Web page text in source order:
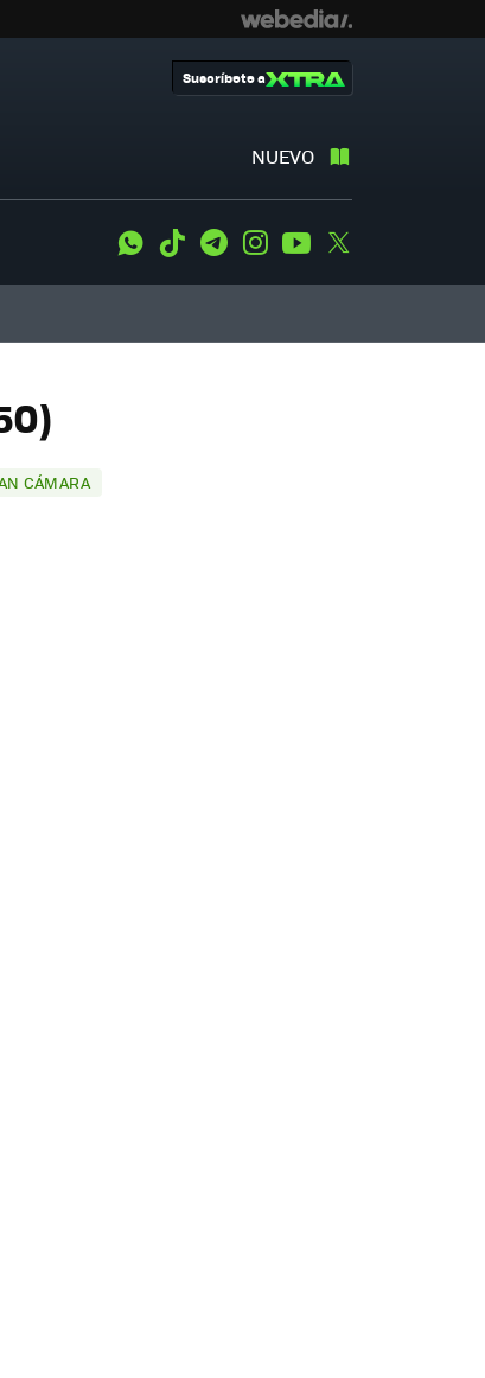
NUEVO
Suscríbete a
WhatsApp
Tiktok TelegramInstagramYoutube
CÁMARA